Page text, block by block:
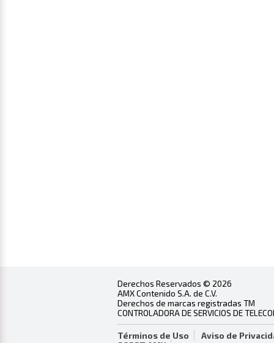
Derechos Reservados © 2026
AMX Contenido S.A. de C.V.
Derechos de marcas registradas TM
CONTROLADORA DE SERVICIOS DE
Términos de Uso
Aviso de